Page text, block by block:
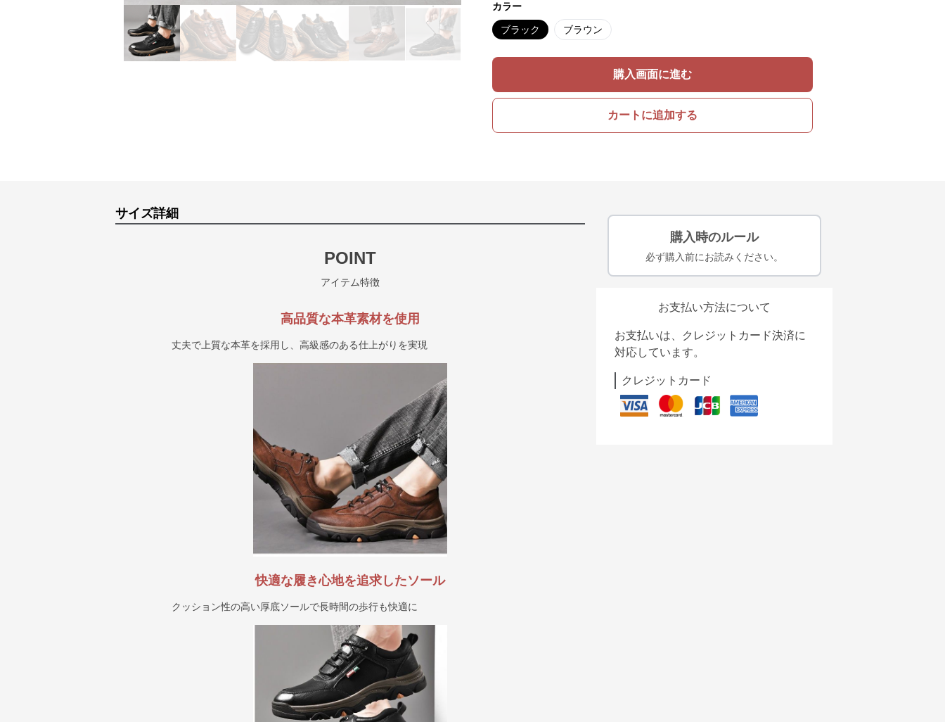
カラー
ブラック ブラウン
購入画面に進む
カートに追加する
サイズ詳細
POINT
アイテム特徴
高品質な本革素材を使用
丈夫で上質な本革を採用し、高級感のある仕上がりを実現
快適な履き心地を追求したソール
クッション性の高い厚底ソールで長時間の歩行も快適に
購入時のルール
必ず購入前にお読みください。
お支払い方法について
お支払いは、クレジットカード決済に
対応しています。
クレジットカード